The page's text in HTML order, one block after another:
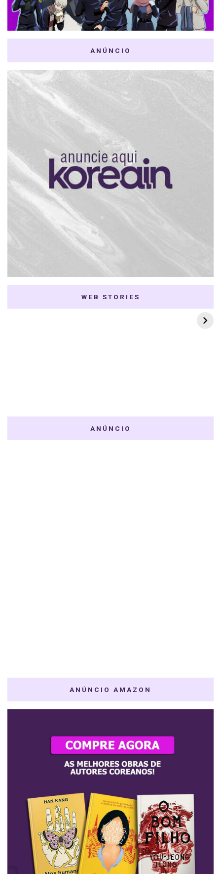
ANÚNCIO
WEB STORIES
7 K-dramas Enemies
to Lovers
Thai Dramas com
First e Khaotung
ANÚNCIO
ANÚNCIO AMAZON